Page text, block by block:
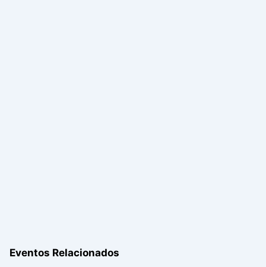
Eventos Relacionados